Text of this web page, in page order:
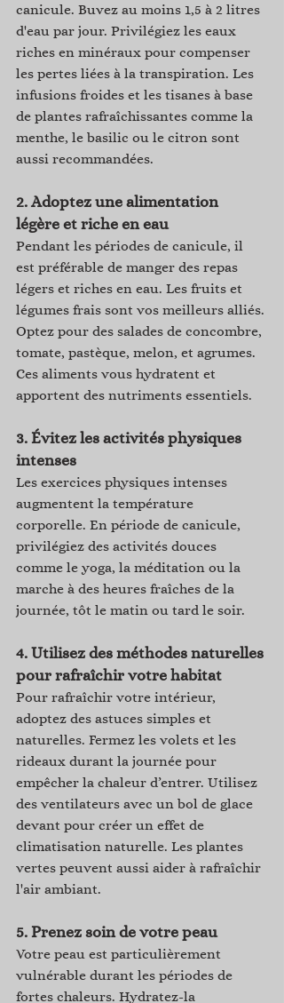
canicule. Buvez au moins 1,5 à 2 litres
d'eau par jour. Privilégiez les eaux
riches en minéraux pour compenser
les pertes liées à la transpiration. Les
infusions froides et les tisanes à base
de plantes rafraîchissantes comme la
menthe, le basilic ou le citron sont
aussi recommandées.
2. Adoptez une alimentation
légère et riche en eau
Pendant les périodes de canicule, il
est préférable de manger des repas
légers et riches en eau. Les fruits et
légumes frais sont vos meilleurs alliés.
Optez pour des salades de concombre,
tomate, pastèque, melon, et agrumes.
Ces aliments vous hydratent et
apportent des nutriments essentiels.
3. Évitez les activités physiques
intenses
Les exercices physiques intenses
augmentent la température
corporelle. En période de canicule,
privilégiez des activités douces
comme le yoga, la méditation ou la
marche à des heures fraîches de la
journée, tôt le matin ou tard le soir.
4. Utilisez des méthodes naturelles
pour rafraîchir votre habitat
Pour rafraîchir votre intérieur,
adoptez des astuces simples et
naturelles. Fermez les volets et les
rideaux durant la journée pour
empêcher la chaleur d’entrer. Utilisez
des ventilateurs avec un bol de glace
devant pour créer un effet de
climatisation naturelle. Les plantes
vertes peuvent aussi aider à rafraîchir
l'air ambiant.
5. Prenez soin de votre peau
Votre peau est particulièrement
vulnérable durant les périodes de
fortes chaleurs. Hydratez-la